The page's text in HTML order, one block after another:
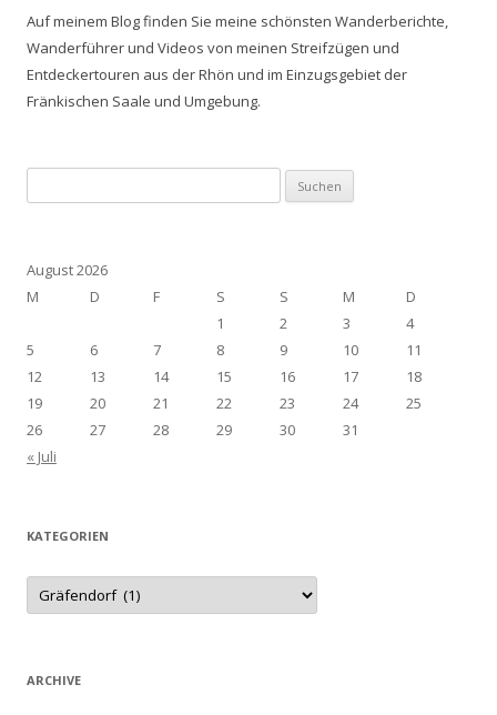
Auf meinem Blog finden Sie meine schönsten Wanderberichte,
Wanderführer und Videos von meinen Streifzügen und
Entdeckertouren aus der Rhön und im Einzugsgebiet der
Fränkischen Saale und Umgebung.
nach:
August 2026
M
D F S S M
D
1
2 3
4
5
6 7 8 9 10
11
12
13 14 15 16 17
18
19
20 21 22 23 24
25
26
27 28 29 30
31
« Juli
KATEGORIEN
Kategorien
ARCHIVE